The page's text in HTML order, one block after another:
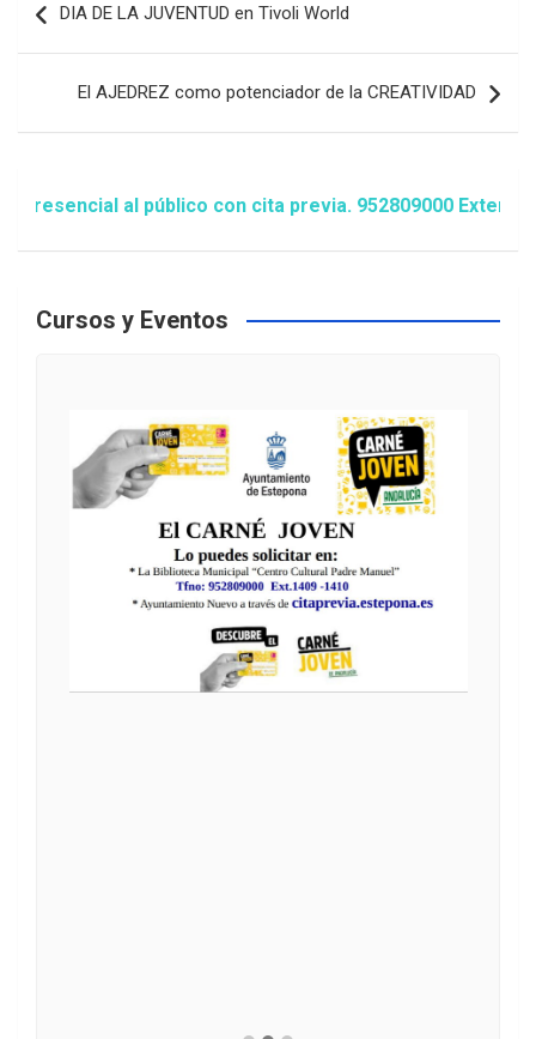
de
DIA DE LA JUVENTUD en Tivoli World
El AJEDREZ como potenciador de la CREATIVIDAD
al público con cita previa. 952809000 Extensión
Cursos y Eventos